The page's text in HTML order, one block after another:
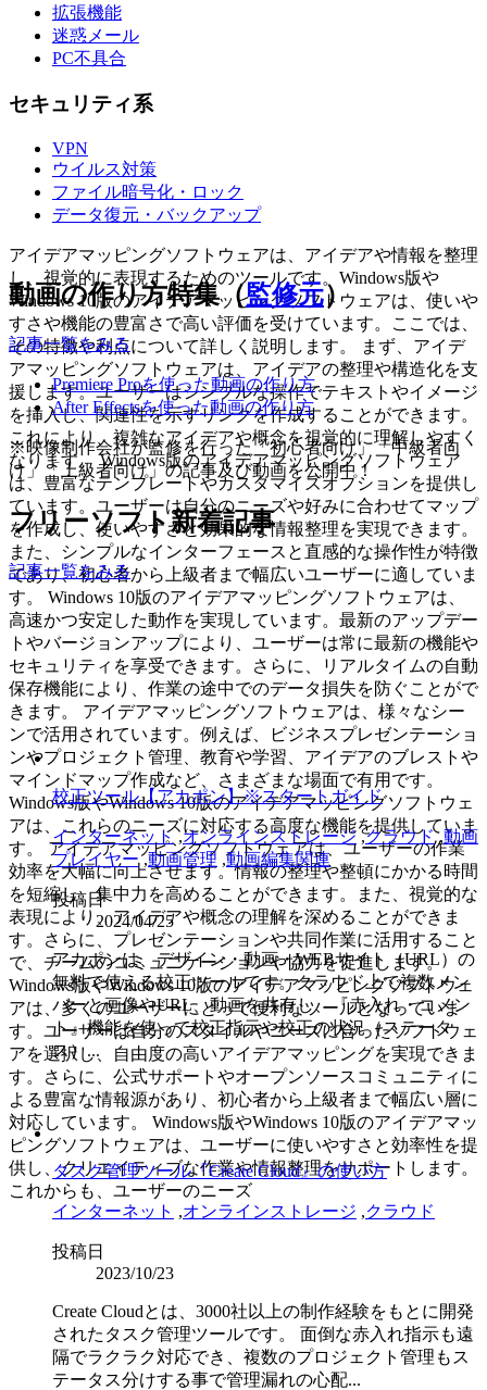
拡張機能
迷惑メール
PC不具合
セキュリティ系
VPN
ウイルス対策
ファイル暗号化・ロック
データ復元・バックアップ
アイデアマッピングソフトウェアは、アイデアや情報を整理
し、視覚的に表現するためのツールです。Windows版や
Windows 10版のアイデアマッピングソフトウェアは、使いや
すさや機能の豊富さで高い評価を受けています。ここでは、
その特徴や利点について詳しく説明します。 まず、アイデ
アマッピングソフトウェアは、アイデアの整理や構造化を支
援します。ユーザーはシンプルな操作でテキストやイメージ
を挿入し、関連性を示すリンクを作成することができます。
これにより、複雑なアイデアや概念を視覚的に理解しやすく
なります。 Windows版のアイデアマッピングソフトウェア
は、豊富なテンプレートやカスタマイズオプションを提供し
ています。ユーザーは自分のニーズや好みに合わせてマップ
を作成し、使いやすさと効果的な情報整理を実現できます。
また、シンプルなインターフェースと直感的な操作性が特徴
であり、初心者から上級者まで幅広いユーザーに適していま
す。 Windows 10版のアイデアマッピングソフトウェアは、
高速かつ安定した動作を実現しています。最新のアップデー
トやバージョンアップにより、ユーザーは常に最新の機能や
セキュリティを享受できます。さらに、リアルタイムの自動
保存機能により、作業の途中でのデータ損失を防ぐことがで
きます。 アイデアマッピングソフトウェアは、様々なシー
ンで活用されています。例えば、ビジネスプレゼンテーショ
ンやプロジェクト管理、教育や学習、アイデアのブレストや
マインドマップ作成など、さまざまな場面で有用です。
Windows版やWindows 10版のアイデアマッピングソフトウェ
アは、これらのニーズに対応する高度な機能を提供していま
す。 アイデアマッピングソフトウェアは、ユーザーの作業
効率を大幅に向上させます。情報の整理や整頓にかかる時間
を短縮し、集中力を高めることができます。また、視覚的な
表現により、アイデアや概念の理解を深めることができま
す。さらに、プレゼンテーションや共同作業に活用すること
で、チームのコミュニケーションや協力を促進します。
Windows版やWindows 10版のアイデアマッピングソフトウェ
アは、多くのユーザーにとって便利なツールとなっていま
す。ユーザーは自分のスタイルやニーズに合ったソフトウェ
アを選択し、自由度の高いアイデアマッピングを実現できま
す。さらに、公式サポートやオープンソースコミュニティに
よる豊富な情報源があり、初心者から上級者まで幅広い層に
対応しています。 Windows版やWindows 10版のアイデアマッ
ピングソフトウェアは、ユーザーに使いやすさと効率性を提
供し、クリエイティブな作業や情報整理をサポートします。
これからも、ユーザーのニーズ
動画の作り方特集（監修元）
記事一覧をみる
Premiere Proを使った動画の作り方
After Effectsを使った動画の作り方
※映像制作会社が監修を行った「初心者向け」「中級者向
け」「上級者向け」の記事及び動画を公開中！
フリーソフト新着記事
記事一覧をみる
校正ツール【アカポン】※スタートガイド
インターネット ,オンラインストレージ ,クラウド,動画
プレイヤー,動画管理 ,動画編集関連
投稿日
2024/04/25
アカポンは、デザイン・動画・WEBサイト（URL）の
無料で使える校正ツールです。クラウド上で複数メン
バーと画像やURL、動画を共有し、『赤入れ・コメン
ト』機能を使って校正指示や校正の状況（ステータ
ス）...
タスク管理ツール『Create Cloud』の使い方
インターネット ,オンラインストレージ ,クラウド
投稿日
2023/10/23
Create Cloudとは、3000社以上の制作経験をもとに開発
されたタスク管理ツールです。 面倒な赤入れ指示も遠
隔でラクラク対応でき、複数のプロジェクト管理もス
テータス分けする事で管理漏れの心配...